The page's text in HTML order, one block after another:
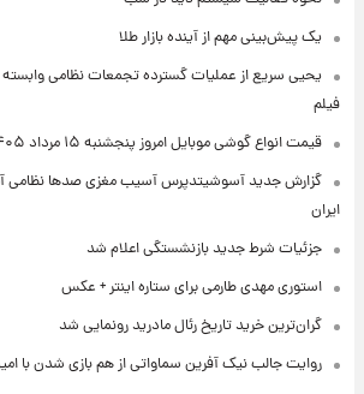
یک پیش‌بینی مهم از آینده بازار طلا
یحیی سریع از عملیات گسترده تجمعات نظامی وابسته
فیلم
قیمت انواع گوشی موبایل امروز پنجشنبه ۱۵ مرداد ۱۴۰۵ + جدول
گزارش جدید آسوشیتدپرس آسیب مغزی صدها نظامی
ایران
جزئیات شرط جدید بازنشستگی اعلام شد
استوری مهدی طارمی برای ستاره اینتر + عکس
گران‌ترین خرید تاریخ رئال مادرید رونمایی شد
روایت جالب نیک آفرین سماواتی از هم بازی شدن با